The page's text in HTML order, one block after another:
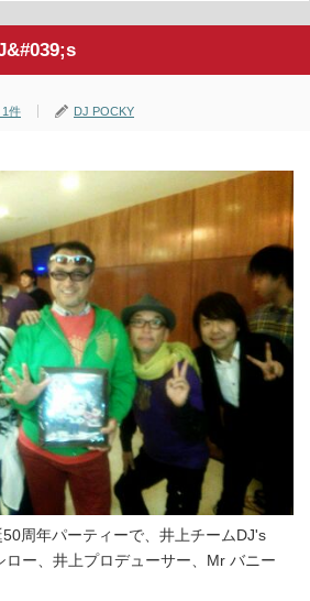
1件 DJ POCKY
周年パーティーで、井上チームDJ's
ロー、井上プロデューサー、Mr バニー